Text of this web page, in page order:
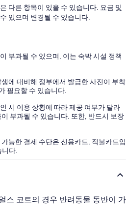
다른 항목이 있을 수 있습니다. 요금 및
있으며 변경될 수 있습니다.
부과될 수 있으며, 이는 숙박 시설 정책
에 대비해 정부에서 발급한 사진이 부착
필요할 수 있습니다.
시 이용 상황에 따라 제공 여부가 달라
부과될 수 있습니다. 또한, 반드시 보장
능한 결제 수단은 신용카드, 직불카드입
니다.
스 코트의 경우 반려동물 동반이 가